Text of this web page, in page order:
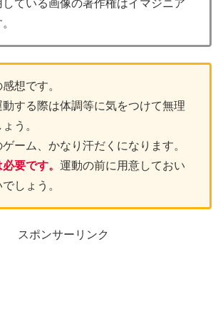
ている画像の著作権はイマジニア
想です。
動する際は体調等に気をつけて無理
う。
ーム、かなり汗だくになります。
要です。 運動の前に用意しておい
しょう。
スポンサーリンク